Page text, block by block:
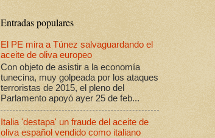
Entradas populares
El PE mira a Túnez salvaguardando el
aceite de oliva europeo
Con objeto de asistir a la economía
tunecina, muy golpeada por los ataques
terroristas de 2015, el pleno del
Parlamento apoyó ayer 25 de feb...
Italia 'destapa' un fraude del aceite de
oliva español vendido como italiano